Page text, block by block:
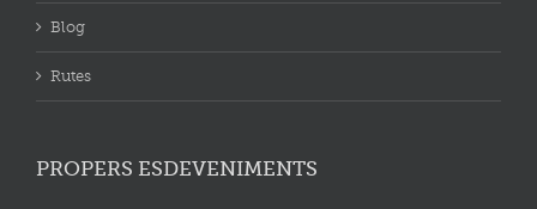
Blog
Rutes
PROPERS ESDEVENIMENTS